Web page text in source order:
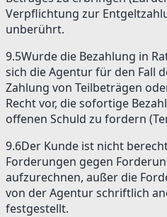
Verpflichtung zur
unberührt.
9.5Wurde die Bezahlung in
sich die Agentur für den Fall
Zahlung von Teilbeträgen
Recht vor, die sofortige
offenen Schuld zu fordern
9.6Der Kunde ist nicht
Forderungen gegen
aufzurechnen, außer die
von der Agentur schriftlich
festgestellt.